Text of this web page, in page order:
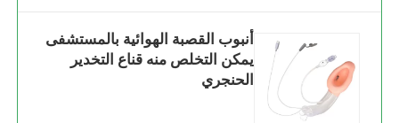
أنبوب القصبة الهوائية بالمستشفى
يمكن التخلص منه قناع التخدير
الحنجري